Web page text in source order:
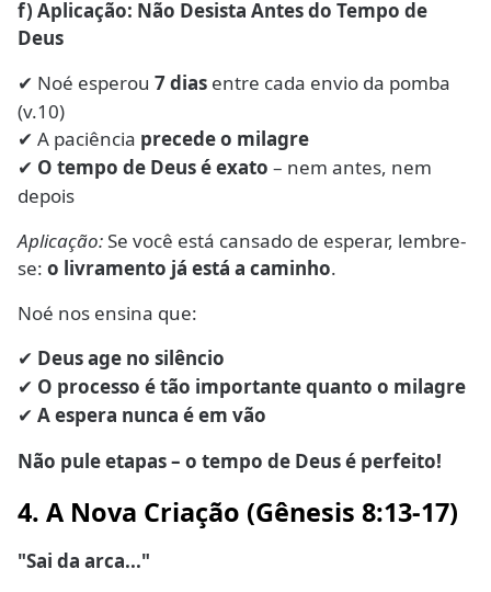
f) Aplicação: Não Desista Antes do Tempo de
Deus
✔ Noé esperou 7 dias entre cada envio da pomba
(v.10)
✔ A paciência precede o milagre
✔ O tempo de Deus é exato – nem antes, nem
depois
Aplicação:Se você está cansado de esperar, lembre-
se: o livramento já está a caminho.
Noé nos ensina que:
✔ Deus age no silêncio
✔ O processo é tão importante quanto o milagre
✔ A espera nunca é em vão
Não pule etapas – o tempo de Deus é perfeito!
4. A Nova Criação (Gênesis 8:13-17)
"Sai da arca..."